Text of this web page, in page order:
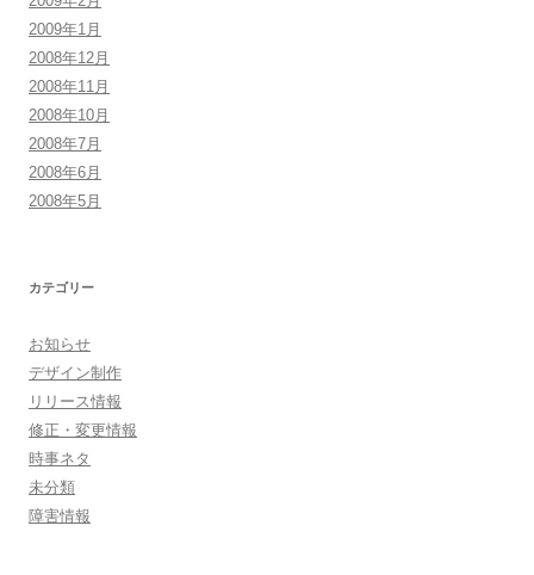
2009年1月
2008年12月
2008年11月
2008年10月
2008年7月
2008年6月
2008年5月
カテゴリー
お知らせ
デザイン制作
リリース情報
修正・変更情報
時事ネタ
未分類
障害情報